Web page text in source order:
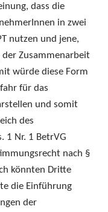
dass die
in zwei
nutzen und jene,
Zusammenarbeit
würde diese Form
für das
und somit
des
1 Nr. 1 BetrVG
nach §
könnten Dritte
die Einführung
der